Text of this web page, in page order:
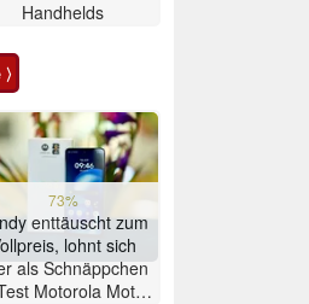
Handhelds
73%
enttäuscht zum
lohnt sich
als Schnäppchen
Motorola Moto